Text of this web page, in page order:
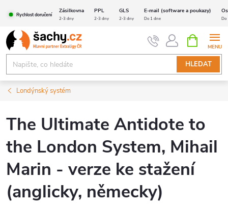
obsah
Rychlost doručení
Zásilkovna PPL GLS E-mail (software a poukazy)
2-3 dny 2-3 dny 2-3 dny Do 1 dne Do
HLEDAT
NÁKUPNÍ
KOŠÍK
Londýnský systém
The Ultimate Antidote to
the London System, Mihail
Marin - verze ke stažení
(anglicky, německy)